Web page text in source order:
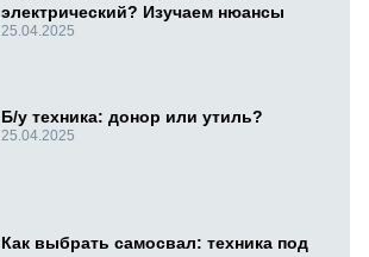
электрический? Изучаем нюансы
25.04.2025
Б/у техника: донор или утиль?
25.04.2025
Как выбрать самосвал: техника под